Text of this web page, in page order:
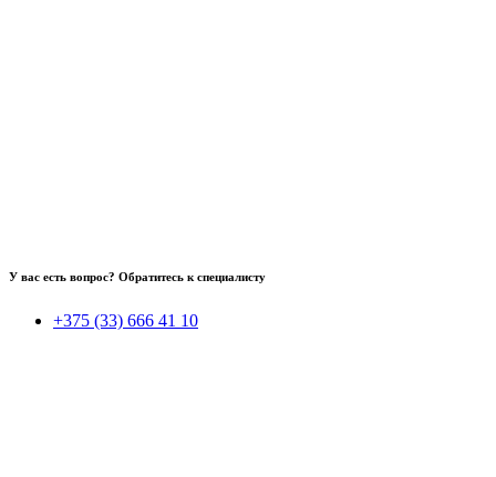
У вас есть вопрос? Обратитесь к специалисту
+375 (33) 666 41 10